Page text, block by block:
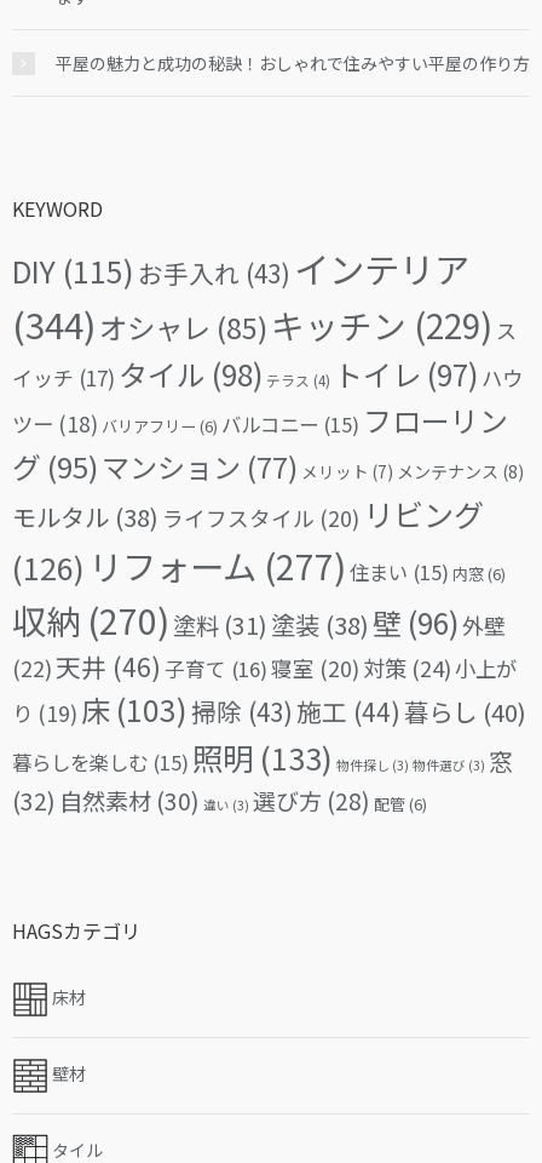
平屋の魅力と成功の秘訣！おしゃれで住みやすい平屋の作り方
KEYWORD
DIY (115) お手入れ (43) インテリア
(344) オシャレ (85) キッチン (229) ス
イッチ (17) タイル (98) テラス (4) トイレ (97) ハウ
ツー (18) バリアフリー (6) バルコニー (15) フローリン
グ (95)マンション (77) メリット (7) メンテナンス (8)
モルタル (38) ライフスタイル (20) リビング
(126) リフォーム (277) 住まい (15) 内窓(6)
収納 (270) 塗料 (31) 塗装 (38) 壁 (96)外壁
(22)天井 (46) 子育て (16)寝室 (20) 対策 (24)小上が
り (19) 床 (103)掃除 (43) 施工 (44) 暮らし (40)
暮らしを楽しむ (15) 照明 (133) 物件探し (3) 物件選び (3) 窓
(32) 自然素材 (30) 違い (3) 選び方 (28) 配管(6)
HAGSカテゴリ
床材
壁材
タイル